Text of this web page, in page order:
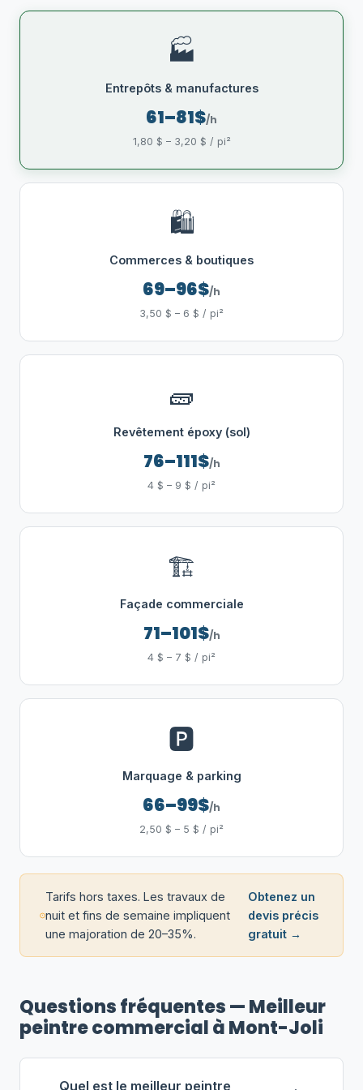
🏭
Entrepôts & manufactures
61–81$/h
1,80 $ – 3,20 $ / pi²
🛍️
Commerces & boutiques
69–96$/h
3,50 $ – 6 $ / pi²
🧱
Revêtement époxy (sol)
76–111$/h
4 $ – 9 $ / pi²
🏗️
Façade commerciale
71–101$/h
4 $ – 7 $ / pi²
🅿️
Marquage & parking
66–99$/h
2,50 $ – 5 $ / pi²
Tarifs hors taxes. Les travaux de
nuit et fins de semaine impliquent
une majoration de 20–35%.
Obtenez un
devis précis
gratuit →
Questions fréquentes — Meilleur
peintre commercial à Mont-Joli
Quel est le meilleur peintre